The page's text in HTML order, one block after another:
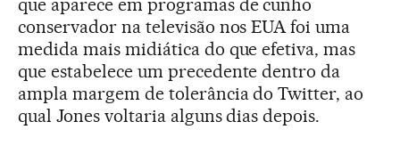
conservador na televisão nos EUA foi uma
medida mais midiática do que efetiva, mas
que estabelece um precedente dentro da
ampla margem de tolerância do Twitter, ao
qual Jones voltaria alguns dias depois.